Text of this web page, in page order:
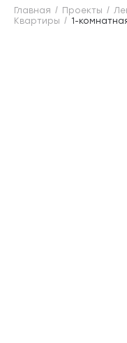
Главная Проекты
Квартиры
1-